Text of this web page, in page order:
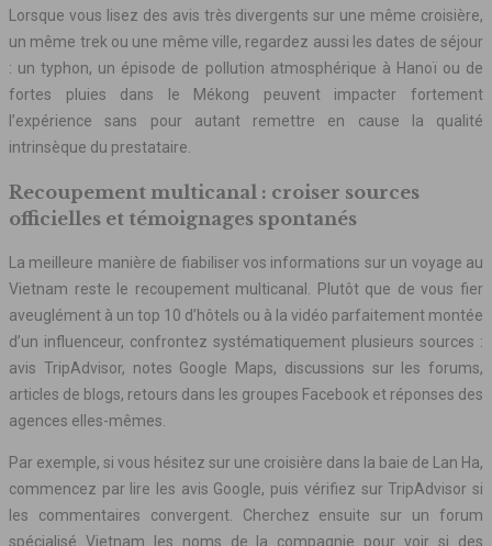
Lorsque vous lisez des avis très divergents sur une même croisière,
un même trek ou une même ville, regardez aussi les dates de séjour
: un typhon, un épisode de pollution atmosphérique à Hanoï ou de
fortes pluies dans le Mékong peuvent impacter fortement
l’expérience sans pour autant remettre en cause la qualité
intrinsèque du prestataire.
Recoupement multicanal : croiser sources
officielles et témoignages spontanés
La meilleure manière de fiabiliser vos informations sur un voyage au
Vietnam reste le recoupement multicanal. Plutôt que de vous fier
aveuglément à un top 10 d’hôtels ou à la vidéo parfaitement montée
d’un influenceur, confrontez systématiquement plusieurs sources :
avis TripAdvisor, notes Google Maps, discussions sur les forums,
articles de blogs, retours dans les groupes Facebook et réponses des
agences elles-mêmes.
Par exemple, si vous hésitez sur une croisière dans la baie de Lan Ha,
commencez par lire les avis Google, puis vérifiez sur TripAdvisor si
les commentaires convergent. Cherchez ensuite sur un forum
spécialisé Vietnam les noms de la compagnie pour voir si des